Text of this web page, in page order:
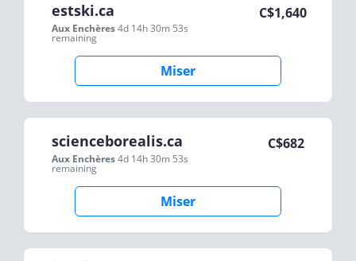
estski.ca
Aux Enchères4d 14h 30m 53s
remaining
C$1,640
Miser
scienceborealis.ca
Aux Enchères4d 14h 30m 53s
remaining
C$682
Miser